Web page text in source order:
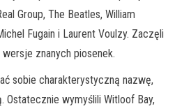
Group, The Beatles, William
Fugain i Laurent Voulzy. Zaczęli
znanych piosenek.
sobie charakterystyczną nazwę,
Ostatecznie wymyślili Witloof Bay,